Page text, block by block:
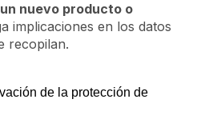
nuevo producto o
implicaciones en los datos
recopilan.
de la protección de